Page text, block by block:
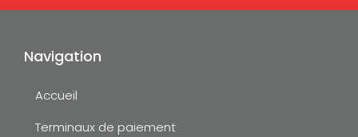
Navigation
Accueil
Terminaux de paiement